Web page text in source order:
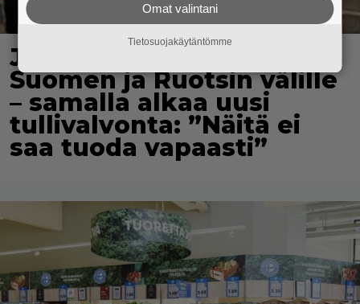
Junayhteys avautuu
Suomen ja Ruotsin välille
– samalla alkaa uusi
tullivalvonta: ”Näitä ei
saa tuoda vapaasti”
Omat valintani
Tietosuojakäytäntömme